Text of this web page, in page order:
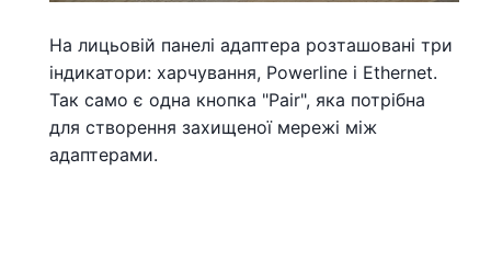
На лицьовій панелі адаптера розташовані три
індикатори: харчування, Powerline і Ethernet.
Так само є одна кнопка "Pair", яка потрібна
для створення захищеної мережі між
адаптерами.